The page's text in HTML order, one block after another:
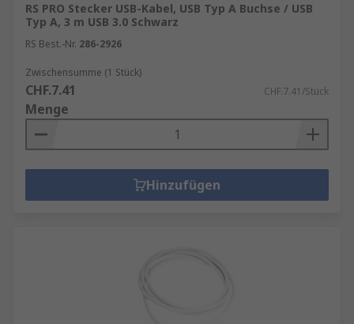
RS PRO Stecker USB-Kabel, USB Typ A Buchse / USB
Typ A, 3 m USB 3.0 Schwarz
RS Best.-Nr. 286-2926
Zwischensumme (1 Stück)
CHF.7.41 CHF.7.41/Stück
Menge
Hinzufügen